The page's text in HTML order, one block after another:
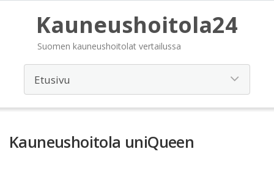
Kauneushoitola24
Suomen kauneushoitolat vertailussa
Kauneushoitola uniQueen